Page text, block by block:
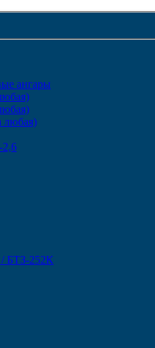
ангары
любая)
2,6
БТЗ-252К